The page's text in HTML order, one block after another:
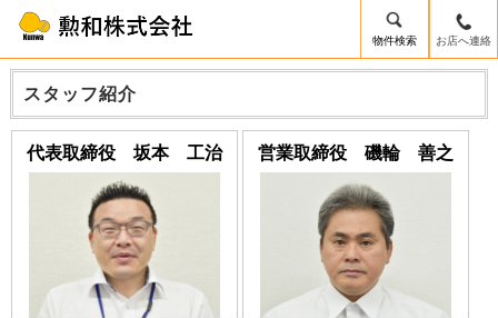
物件検索 お店へ連絡
スタッフ紹介
代表取締役 坂本 工治 営業取締役 磯輪 善之